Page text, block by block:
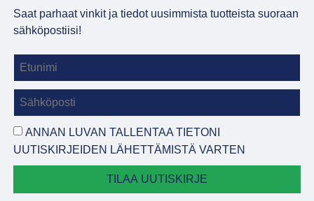
Saat parhaat vinkit ja tiedot uusimmista tuotteista suoraan
sähköpostiisi!
ANNAN LUVAN TALLENTAA TIETONI
UUTISKIRJEIDEN LÄHETTÄMISTÄ VARTEN
TILAA UUTISKIRJE